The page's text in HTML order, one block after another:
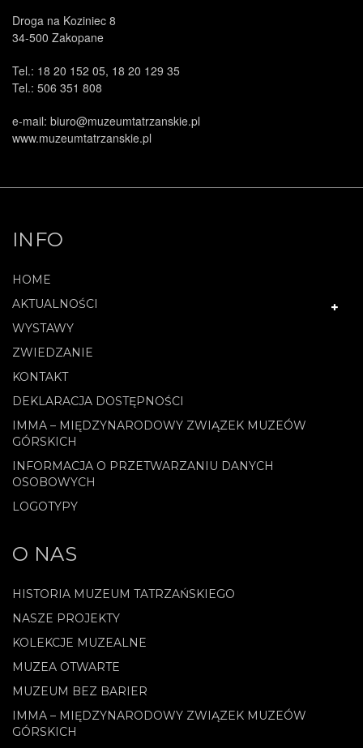
Droga na Koziniec 8
34-500 Zakopane
Tel.: 18 20 152 05, 18 20 129 35
Tel.: 506 351 808
e-mail: biuro@muzeumtatrzanskie.pl
www.muzeumtatrzanskie.pl
INFO
HOME
AKTUALNOŚCI
WYSTAWY
ZWIEDZANIE
KONTAKT
DEKLARACJA DOSTĘPNOŚCI
IMMA – MIĘDZYNARODOWY ZWIĄZEK MUZEÓW
GÓRSKICH
INFORMACJA O PRZETWARZANIU DANYCH
OSOBOWYCH
LOGOTYPY
O NAS
HISTORIA MUZEUM TATRZAŃSKIEGO
NASZE PROJEKTY
KOLEKCJE MUZEALNE
MUZEA OTWARTE
MUZEUM BEZ BARIER
IMMA – MIĘDZYNARODOWY ZWIĄZEK MUZEÓW
GÓRSKICH